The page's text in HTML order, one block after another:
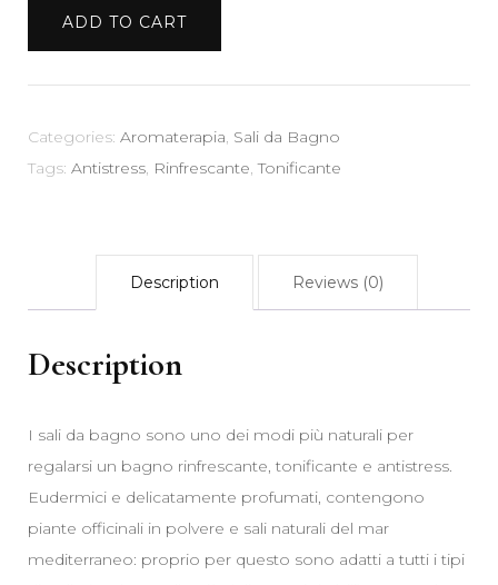
Origano
1000
ADD TO CART
Categories: Aromaterapia, Sali da Bagno
Tags: Antistress, Rinfrescante,Tonificante
Description Reviews (0)
Description
I sali da bagno sono uno dei modi più naturali per
regalarsi un bagno rinfrescante, tonificante e antistress.
Eudermici e delicatamente profumati, contengono
piante officinali in polvere e sali naturali del mar
mediterraneo: proprio per questo sono adatti a tutti i tipi